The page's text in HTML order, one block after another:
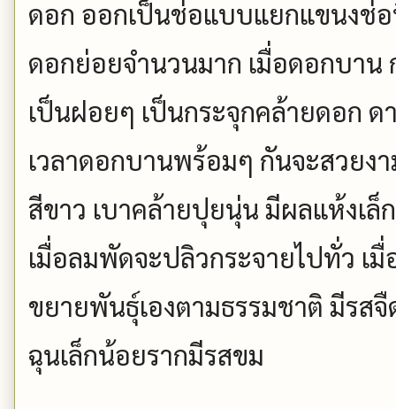
ดอก ออกเป็นช่อแบบแยกแขนงช่
ดอกย่อยจำนวนมาก เมื่อดอกบา
เป็นฝอยๆ เป็นกระจุกคล้ายดอก ด
เวลาดอกบานพร้อมๆ กันจะสวยง
สีขาว เบาคล้ายปุยนุ่น มีผลแห้งเ
เมื่อลมพัดจะปลิวกระจายไปทั่ว เ
ขยายพันธุ์เองตามธรรมชาติ มีรส
ฉุนเล็กน้อยรากมีรสขม